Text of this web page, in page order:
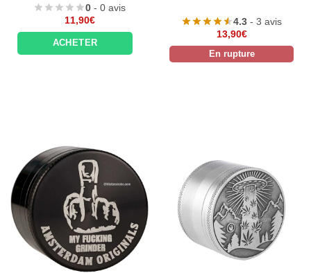
0 - 0 avis
11,90€
ACHETER
4.3 - 3 avis
13,90€
En rupture